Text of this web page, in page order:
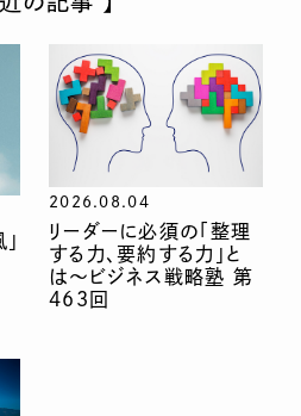
2026.08.04
リーダーに必須の「整理
する力、要約する力」と
は〜ビジネス戦略塾 第
463回